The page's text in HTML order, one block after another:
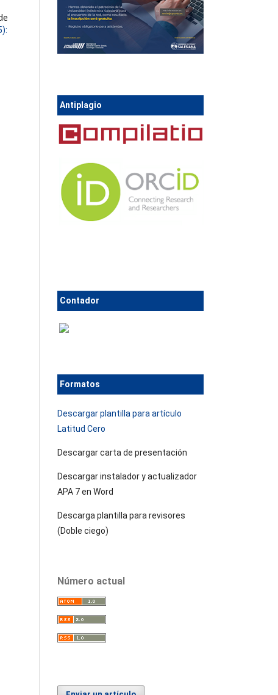
Antiplagio
Contador
Formatos
Descargar plantilla para artículo
Latitud Cero
Descargar carta de presentación
Descargar instalador y actualizador
APA 7 en Word
Descarga plantilla para revisores
(Doble ciego)
Número actual